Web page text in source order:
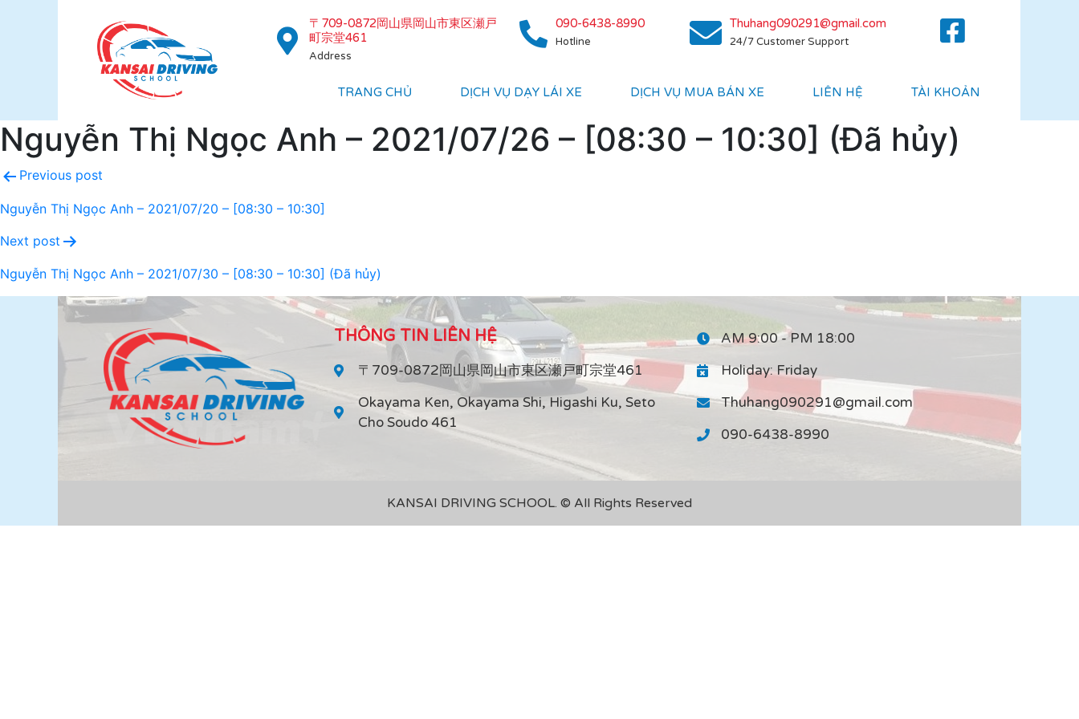
〒709-0872岡山県岡山市東区瀬戸
町宗堂461
Address
090-6438-8990
Hotline
Thuhang090291@gmail.com
24/7 Customer Support
TRANG CHỦ DỊCH VỤ DẠY LÁI XE DỊCH VỤ MUA BÁN XE LIÊN HỆ TÀI KHOẢN
Nguyễn Thị Ngọc Anh – 2021/07/26 – [08:30 – 10:30] (Đã hủy)
Previous post
Nguyễn Thị Ngọc Anh – 2021/07/20 – [08:30 – 10:30]
Next post
Nguyễn Thị Ngọc Anh – 2021/07/30 – [08:30 – 10:30] (Đã hủy)
THÔNG TIN LIÊN HỆ
〒709-0872岡山県岡山市東区瀬戸町宗堂461
Okayama Ken, Okayama Shi, Higashi Ku, Seto
Cho Soudo 461
AM 9:00 - PM 18:00
Holiday: Friday
Thuhang090291@gmail.com
090-6438-8990
KANSAI DRIVING SCHOOL. © All Rights Reserved